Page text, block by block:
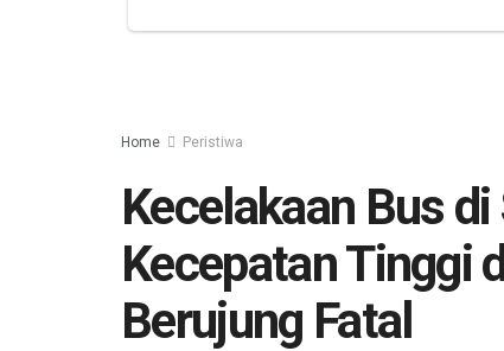
Home Peristiwa
Kecelakaan Bus
Kecepatan Tinggi
Berujung Fatal